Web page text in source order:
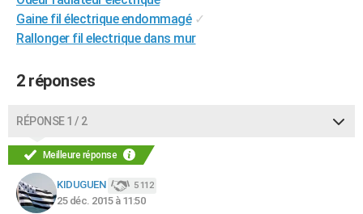
BONS PLANS
CARTE DE VOEUX
Carte de Noël
Carte Bonne année
Carte Saint-Valentin
Carte Pâques
Carte d'anniversaire
DICTIONNAIRE
S'inscrire
Se connecter
Lycées
Collèges
Primaires
Universités
Entreprises
Service militaire
Avis de recherche
AVIS DE DÉCÈS
FORUM
Gaine fil électrique endommagé ✓
Rallonger fil electrique dans mur
2 réponses
RÉPONSE 1 / 2
Meilleure réponse
KIDUGUEN 5 112
25 déc. 2015 à 11:50